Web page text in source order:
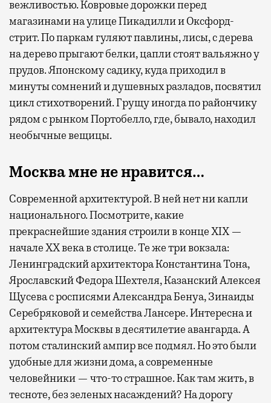
вежливостью. Ковровые дорожки перед
магазинами на улице Пикадилли и Оксфорд-
стрит. По паркам гуляют павлины, лисы, с дерева
на дерево прыгают белки, цапли стоят вальяжно у
прудов. Японскому садику, куда приходил в
минуты сомнений и душевных разладов, посвятил
цикл стихотворений. Грущу иногда по райончику
рядом с рынком Портобелло, где, бывало, находил
необычные вещицы.
Москва мне не нравится…
Современной архитектурой. В ней нет ни капли
национального. Посмотрите, какие
прекраснейшие здания строили в конце XIX —
начале XX века в столице. Те же три вокзала:
Ленинградский архитектора Константина Тона,
Ярославский Федора Шехтеля, Казанский Алексея
Щусева с росписями Александра Бенуа, Зинаиды
Серебряковой и семейства Лансере. Интересна и
архитектура Москвы в десятилетие авангарда. А
потом сталинский ампир все подмял. Но это были
удобные для жизни дома, а современные
человейники — что-то страшное. Как там жить, в
тесноте, без зеленых насаждений? На дорогу